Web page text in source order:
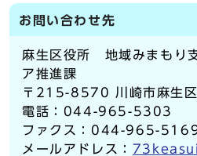
お問い合わせ先
麻生区役所 地域みまもり
ア推進課
〒215-8570 川崎市麻生
電話：044-965-5303
ファクス：044-965-
メールアドレス：